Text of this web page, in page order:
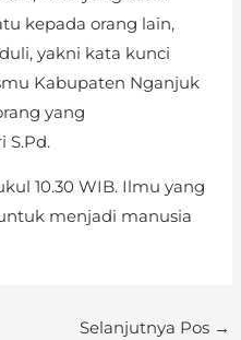
kepada orang lain,
yakni kata kunci
Kabupaten Nganjuk
yang
S.Pd.
10.30 WIB. Ilmu yang
menjadi manusia
Selanjutnya Pos →